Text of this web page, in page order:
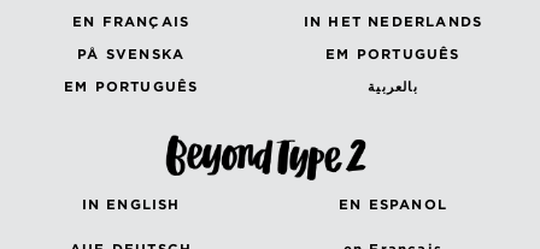
EN FRANÇAIS
IN HET NEDERLANDS
PÅ SVENSKA
EM PORTUGUÊS
EM PORTUGUÊS
بالعربية
IN ENGLISH EN ESPANOL